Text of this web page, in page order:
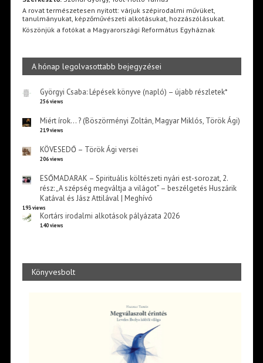
A rovat természetesen nyitott: várjuk szépirodalmi művüket,
tanulmányukat, képzőművészeti alkotásukat, hozzászólásukat.
Köszönjük a fotókat a Magyarországi Református Egyháznak
A hónap legolvasottabb bejegyzései
Györgyi Csaba: Lépések könyve (napló) – újabb részletek*
256 views
Miért írok… ? (Böszörményi Zoltán, Magyar Miklós, Török Ági)
219 views
KÖVESEDŐ – Török Ági versei
206 views
ESŐMADARAK – Spirituális költészeti nyári est-sorozat, 2.
rész: „A szépség megváltja a világot” – beszélgetés Huszárik
Katával és Jász Attilával | Meghívó
193 views
Kortárs irodalmi alkotások pályázata 2026
140 views
Könyvesbolt